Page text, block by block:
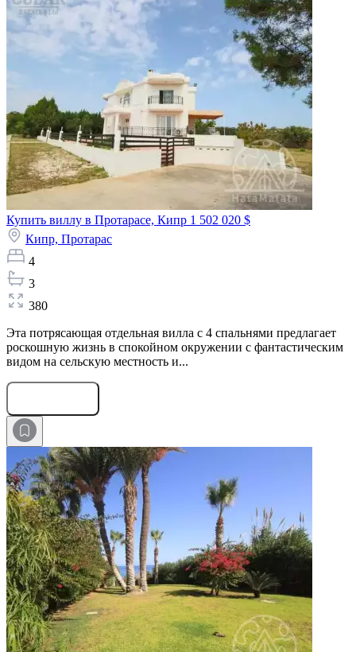
Купить виллу в Протарасе, Кипр 1 502 020 $
Кипр, Протарас
4
3
380
Эта потрясающая отдельная вилла с 4 спальнями предлагает
роскошную жизнь в спокойном окружении с фантастическим
видом на сельскую местность и...